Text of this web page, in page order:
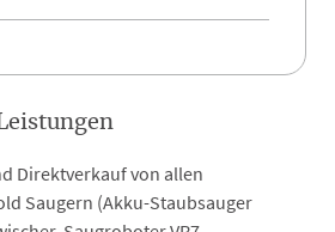
Direktverkauf von allen
Saugern (Akku-Staubsauger